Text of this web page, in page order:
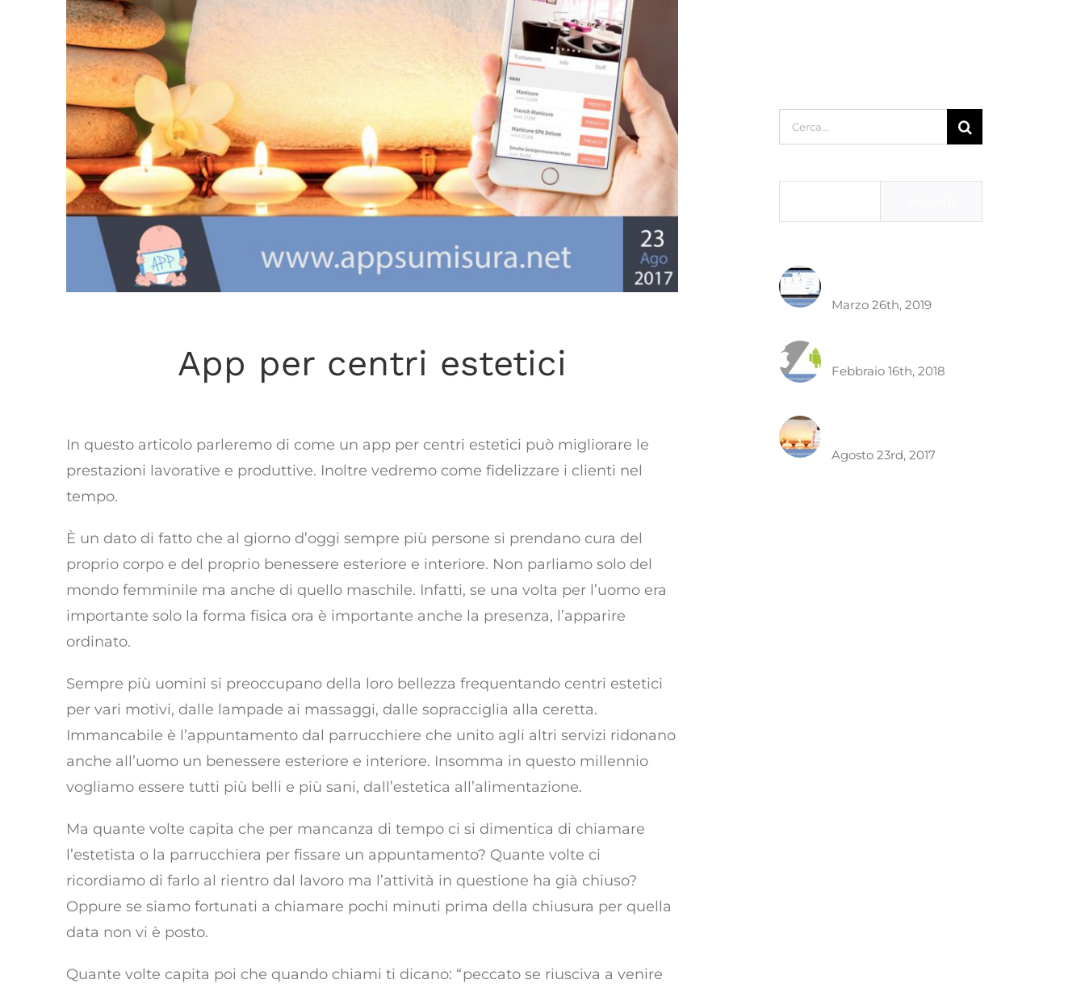
App per centri estetici
In questo articolo parleremo di come un app per centri estetici può migliorare le
prestazioni lavorative e produttive. Inoltre vedremo come fidelizzare i clienti nel
tempo.
È un dato di fatto che al giorno d’oggi sempre più persone si prendano cura del
proprio corpo e del proprio benessere esteriore e interiore. Non parliamo solo del
mondo femminile ma anche di quello maschile. Infatti, se una volta per l’uomo era
importante solo la forma fisica ora è importante anche la presenza, l’apparire
ordinato.
Sempre più uomini si preoccupano della loro bellezza frequentando centri estetici
per vari motivi, dalle lampade ai massaggi, dalle sopracciglia alla ceretta.
Immancabile è l’appuntamento dal parrucchiere che unito agli altri servizi ridonano
anche all’uomo un benessere esteriore e interiore. Insomma in questo millennio
vogliamo essere tutti più belli e più sani, dall’estetica all’alimentazione.
Ma quante volte capita che per mancanza di tempo ci si dimentica di chiamare
l’estetista o la parrucchiera per fissare un appuntamento? Quante volte ci
ricordiamo di farlo al rientro dal lavoro ma l’attività in questione ha già chiuso?
Oppure se siamo fortunati a chiamare pochi minuti prima della chiusura per quella
data non vi è posto.
Quante volte capita poi che quando chiami ti dicano: “peccato se riusciva a venire
Cerca
per:
Marzo 26th, 2019
Febbraio 16th, 2018
Agosto 23rd, 2017